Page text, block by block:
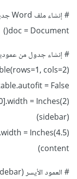
# إنشاء ملف Word جديد
doc = Document()
# إنشاء جدول من
cols=2)
table.autofit = False
content)
# العمود الأيسر (Sidebar)